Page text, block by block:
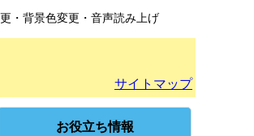
・背景色変更・音声読み上げ
サイトマップ
お役立ち情報